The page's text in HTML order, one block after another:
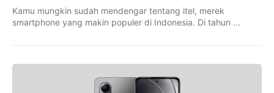
Kamu mungkin sudah mendengar tentang itel, merek
smartphone yang makin populer di Indonesia. Di tahun ...